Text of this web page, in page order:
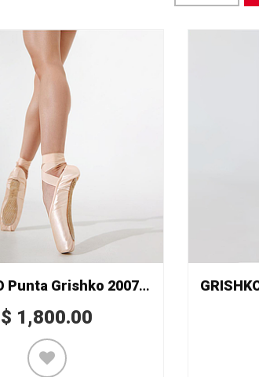
GRISHKO Punta Grishko 2007 Special
$ 1,800.00